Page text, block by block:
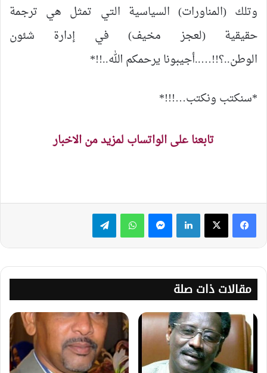
وتلك (المناورات) السياسية التي تمثل هي ترجمة
حقيقية (لعجز مخيف) في إدارة شئون
الوطن..؟!!…..أجيبونا يرحمكم الله..!!*
*سنكتب ونكتب…!!!*
تابعنا على الواتساب لمزيد من الاخبار
لينكدإن ماسنجر واتساب تيلقرام
مقالات ذات صلة